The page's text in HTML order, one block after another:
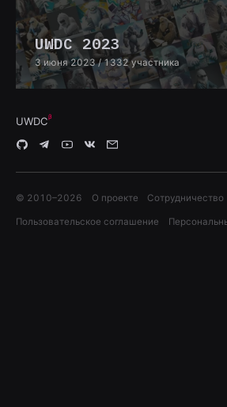
UWDC 2023
3 июня 2023 / 1332 участника
UWDC
© 2010–2026 О проекте Сотрудничество
Пользовательское соглашение